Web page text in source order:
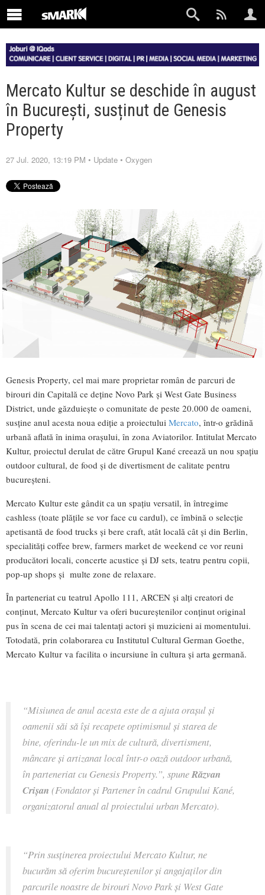
Mercato Kultur se deschide în august
în București, susținut de Genesis
Property
27 Jul. 2020, 13:19 PM • Update • Oxygen
Genesis Property, cel mai mare proprietar român de parcuri de
birouri din Capitală ce deține Novo Park și West Gate Business
District, unde găzduiește o comunitate de peste 20.000 de oameni,
susține anul acesta noua ediție a proiectului Mercato, într-o grădină
urbană aflată în inima orașului, în zona Aviatorilor. Intitulat Mercato
Kultur, proiectul derulat de către Grupul Kané creează un nou spațiu
outdoor cultural, de food și de divertisment de calitate pentru
bucureșteni.
Mercato Kultur este gândit ca un spațiu versatil, în întregime
cashless (toate plățile se vor face cu cardul), ce îmbină o selecție
apetisantă de food trucks și bere craft, atât locală cât și din Berlin,
specialități coffee brew, farmers market de weekend ce vor reuni
producători locali, concerte acustice și DJ sets, teatru pentru copii,
pop-up shops și multe zone de relaxare.
În parteneriat cu teatrul Apollo 111, ARCEN și alți creatori de
conținut, Mercato Kultur va oferi bucureștenilor conținut original
pus în scena de cei mai talentați actori și muzicieni ai momentului.
Totodată, prin colaborarea cu Institutul Cultural German Goethe,
Mercato Kultur va facilita o incursiune în cultura și arta germană.
“Misiunea de anul acesta este de a ajuta orașul și
oamenii săi să își recapete optimismul și starea de
bine, oferindu-le un mix de cultură, divertisment,
mâncare și artizanat local într-o oază outdoor urbană,
în parteneriat cu Genesis Property.”, spuneRăzvan
Crișan (Fondator și Partener în cadrul Grupului Kané,
organizatorul anual al proiectului urban Mercato).
“Prin susținerea proiectului Mercato Kultur, ne
bucurăm să oferim bucureștenilor și angajaților din
parcurile noastre de birouri Novo Park și West Gate